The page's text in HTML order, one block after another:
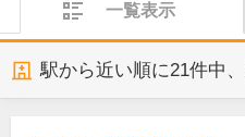
一覧表示
駅から近い順に21件中、